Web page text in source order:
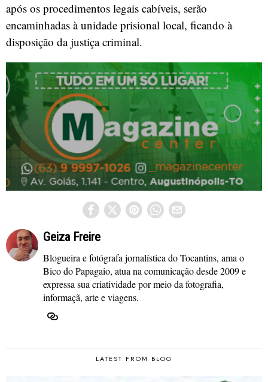
após os procedimentos legais cabíveis, serão
encaminhadas à unidade prisional local, ficando à
disposição da justiça criminal.
Geiza Freire
Blogueira e fotógrafa jornalística do Tocantins, ama o
Bico do Papagaio, atua na comunicação desde 2009 e
expressa sua criatividade por meio da fotografia,
informaçã, arte e viagens.
LATEST FROM BLOG